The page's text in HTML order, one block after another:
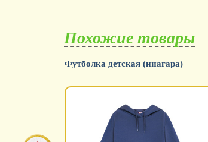
Похожие товары
Футболка детская (ниагара)